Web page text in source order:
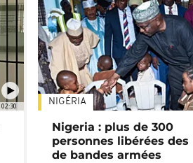
02:30 NIGÉRIA
Nigeria : plus de 300
personnes libérées des
de bandes armées